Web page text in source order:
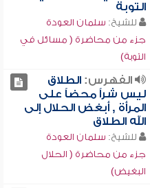
التوبة
للشيخ: سلمان العودة
جزء من محاضرة ( مسائل في
التوبة)
الفهرس:الطلاق
ليس شراً محضاً على
المرأة , أبغض الحلال إلى
الله الطلاق
للشيخ: سلمان العودة
جزء من محاضرة ( الحلال
البغيض)